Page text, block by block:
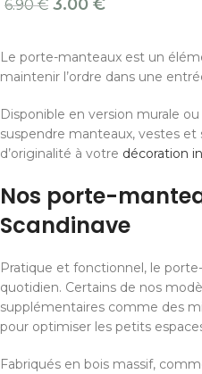
6.90€ 3.00 €
Le porte-manteaux est un
maintenir l’ordre dans une
Disponible en version murale
suspendre manteaux, vestes
d’originalité à votre décoration
Nos porte-
Scandinave
Pratique et fonctionnel, le
quotidien. Certains de nos
supplémentaires comme des
pour optimiser les petits
Fabriqués en bois massif,